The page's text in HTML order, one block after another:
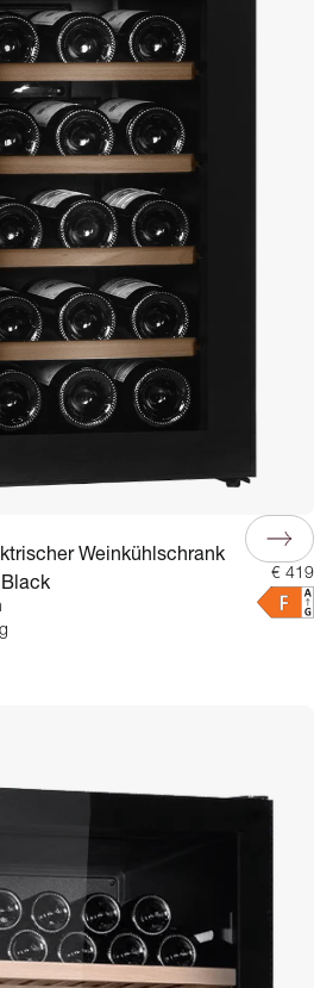
Weinkühlschrank
€ 419